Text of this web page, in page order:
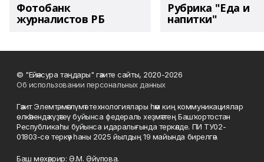
Фотобанк
журналистов РБ
Рубрика "Еда и
напитки"
© "Ейәнсура таңдары" гәзите сайты, 2020-2026
Об использовании персональных данных
Гәзит Элемтә, мәғлүмәт технологиялары һәм киң коммуникациялар
өлкәһендә күҙәтеү буйынса федераль хеҙмәттең Башҡортостан
Республикаһы буйынса идаралығында теркәлде. ПИ ТУ02-
01803-сө теркәү һаны 2025 йылдың 19 майында бирелгән.
Баш мөхәррир: Ә.М. Әйүпова.